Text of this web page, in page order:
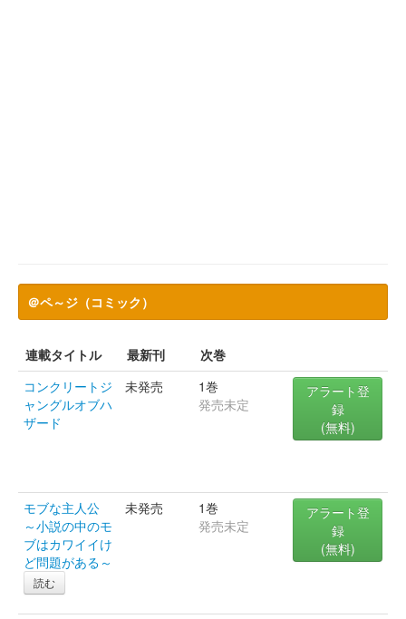
＠ペ～ジ（コミック）
連載タイトル 最新刊
次巻
コンクリートジ
ャングルオブハ
ザード
未発売
1巻
発売未定
アラート登
録
(無料)
モブな主人公
～小説の中のモ
ブはカワイイけ
ど問題がある～
読む
未発売
1巻
発売未定
アラート登
録
(無料)